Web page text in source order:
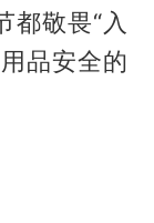
都敬畏“入
品安全的